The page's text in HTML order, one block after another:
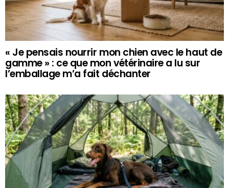
« Je pensais nourrir mon chien avec le haut de
gamme » : ce que mon vétérinaire a lu sur
l’emballage m’a fait déchanter